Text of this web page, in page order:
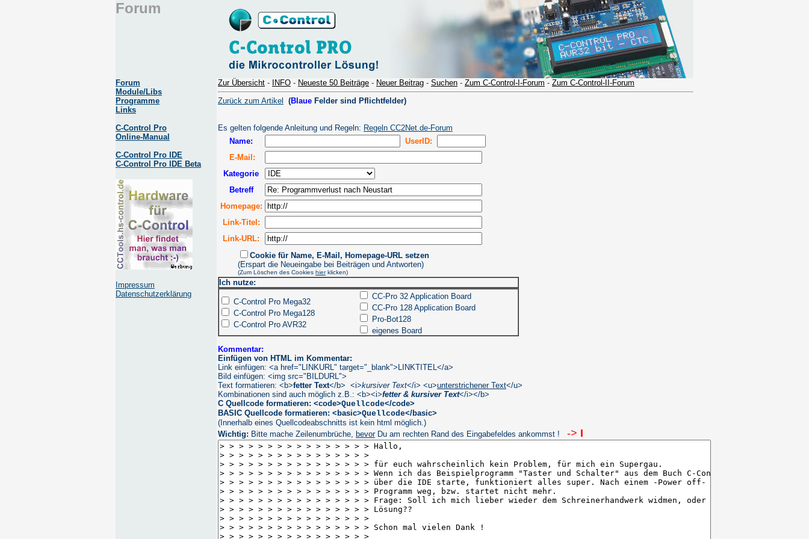
Forum
Forum
Module/Libs
Programme
Links
C-Control Pro
Online-Manual
C-Control Pro IDE
C-Control Pro IDE Beta
Impressum
Datenschutzerklärung
Zur Übersicht - INFO - Neueste 50 Beiträge - Neuer Beitrag - Suchen - Zum C-Control-I-Forum - Zum C-Control-II-Forum
Zurück zum Artikel (Blaue Felder sind Pflichtfelder)
Es gelten folgende Anleitung und Regeln: Regeln CC2Net.de-Forum
Name:
UserID:
E-Mail:
Kategorie
Betreff
Homepage:
Link-Titel:
Link-URL:
Cookie für Name, E-Mail, Homepage-URL setzen
(Erspart die Neueingabe bei Beiträgen und Antworten)
(Zum Löschen des Cookies hierklicken)
Ich nutze:
C-Control Pro Mega32
C-Control Pro Mega128
C-Control Pro AVR32
CC-Pro 32 Application Board
CC-Pro 128 Application Board
Pro-Bot128
eigenes Board
Kommentar:
Einfügen von HTML im Kommentar:
Link einfügen: <a href="LINKURL" target="_blank">LINKTITEL</a>
Bild einfügen: <img src="BILDURL">
Text formatieren: <b>fetter Text</b> <i>kursiver Text</i> <u>unterstrichener Text</u>
Kombinationen sind auch möglich z.B.: <b><i>fetter & kursiver Text</i></b>
C Quellcode formatieren: <code>Quellcode</code>
BASIC Quellcode formatieren: <basic>Quellcode</basic>
(Innerhalb eines Quellcodeabschnitts ist kein html möglich.)
Wichtig: Bitte mache Zeilenumbrüche, bevorDu am rechten Rand des Eingabefeldes ankommst ! -> I